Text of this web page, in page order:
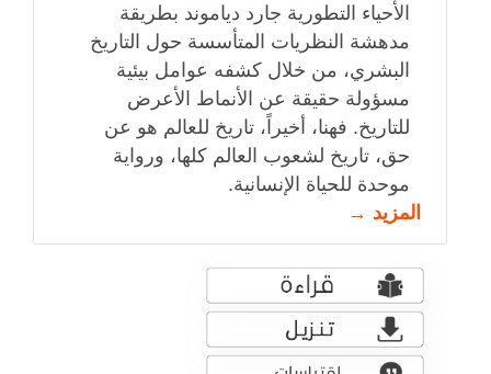
الأحياء التطورية جارد دياموند بطريقة
مدهشة النظريات المتأسسة حول التاريخ
البشري، من خلال كشفه عوامل بيئية
مسؤولة حقيقة عن الأنماط الأعرض
للتاريخ. فهنا، أخيراً، تاريخ للعالم هو عن
حق، تاريخ لشعوب العالم كلها، ورواية
موحدة للحياة الإنسانية.
المزيد →